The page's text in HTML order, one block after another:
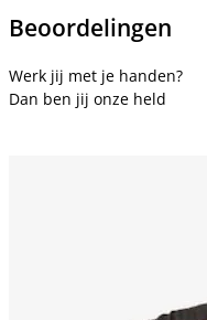
Beoordelingen
Werk jij met je handen?
Dan ben jij onze held